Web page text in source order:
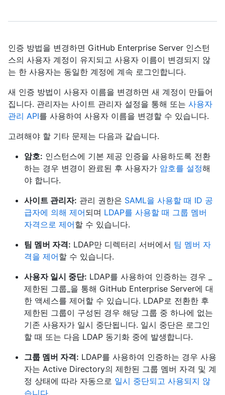
인증 방법을 변경하면 GitHub Enterprise Server 인스턴
스의 사용자 계정이 유지되고 사용자 이름이 변경되지 않
는 한 사용자는 동일한 계정에 계속 로그인합니다.
새 인증 방법이 사용자 이름을 변경하면 새 계정이 만들어
집니다. 관리자는 사이트 관리자 설정을 통해 또는 사용자
관리 API를 사용하여 사용자 이름을 변경할 수 있습니다.
고려해야 할 기타 문제는 다음과 같습니다.
암호: 인스턴스에 기본 제공 인증을 사용하도록 전환
하는 경우 변경이 완료된 후 사용자가 암호를 설정해
야 합니다.
사이트 관리자: 관리 권한은 SAML을 사용할 때 ID 공
급자에 의해 제어되며 LDAP를 사용할 때 그룹 멤버
자격으로 제어할 수 있습니다.
팀 멤버 자격: LDAP만 디렉터리 서버에서 팀 멤버 자
격을 제어할 수 있습니다.
사용자 일시 중단: LDAP를 사용하여 인증하는 경우 _
제한된 그룹_을 통해 GitHub Enterprise Server에 대
한 액세스를 제어할 수 있습니다. LDAP로 전환한 후
제한된 그룹이 구성된 경우 해당 그룹 중 하나에 없는
기존 사용자가 일시 중단됩니다. 일시 중단은 로그인
할 때 또는 다음 LDAP 동기화 중에 발생합니다.
그룹 멤버 자격: LDAP를 사용하여 인증하는 경우 사용
자는 Active Directory의 제한된 그룹 멤버 자격 및 계
정 상태에 따라 자동으로 일시 중단되고 사용되지 않
습니다.